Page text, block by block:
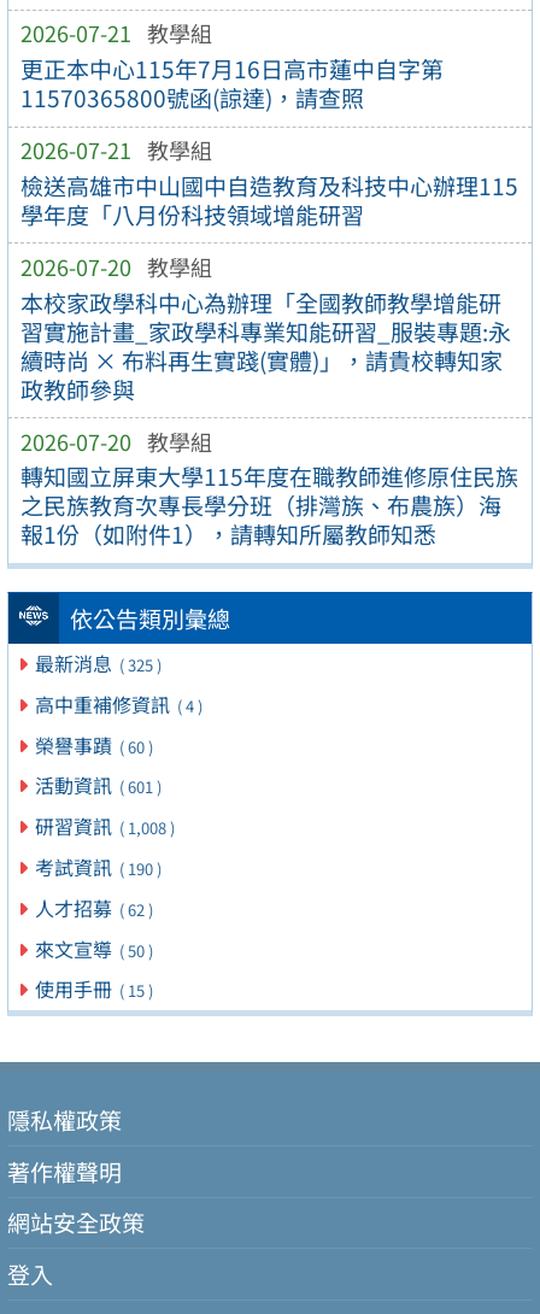
2026-07-21 教學組
更正本中心115年7月16日高市蓮中自字第
11570365800號函(諒達)，請查照
2026-07-21 教學組
檢送高雄市中山國中自造教育及科技中心辦理115
學年度「八月份科技領域增能研習
2026-07-20 教學組
本校家政學科中心為辦理「全國教師教學增能研
習實施計畫_家政學科專業知能研習_服裝專題:永
續時尚 × 布料再生實踐(實體)」，請貴校轉知家
政教師參與
2026-07-20 教學組
轉知國立屏東大學115年度在職教師進修原住民族
之民族教育次專長學分班（排灣族、布農族）海
報1份（如附件1），請轉知所屬教師知悉
依公告類別彙總
最新消息 ( 325 )
高中重補修資訊 ( 4 )
榮譽事蹟 ( 60 )
活動資訊 ( 601 )
研習資訊 ( 1,008 )
考試資訊 ( 190 )
人才招募 ( 62 )
來文宣導 ( 50 )
使用手冊 ( 15 )
隱私權政策
著作權聲明
網站安全政策
登入